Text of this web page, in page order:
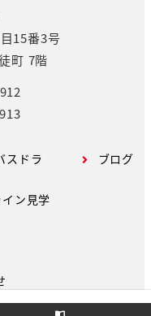
15番3号
町 7階
スドラ
ン見学
ブログ